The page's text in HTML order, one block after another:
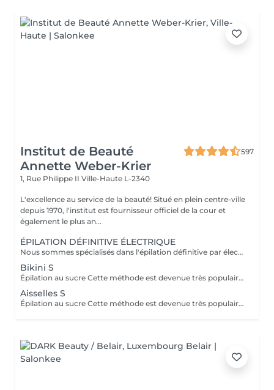
Institut de Beauté
Annette Weber-Krier
597
1, Rue Philippe II Ville-Haute L-2340
L'excellence au service de la beauté! Situé en plein centre-ville
depuis 1970, l'institut est fournisseur officiel de la cour et
également le plus an...
ÉPILATION DÉFINITIVE ÉLECTRIQUE
Nous sommes spécialisés dans l'épilation définitive par électrolyse depuis 1970. Cette méthode d'épilation définitive est incontestée. L'électrolyse permet l'élimination définitive des cellules responsables de la pousse des poils en insérant un filament dans le follicule pileux et en appliquant un courant à grande vitesse adapté au poil et à la région cible. Toutes les couleurs de peau et de cheveux et toutes les régions peuvent être traitées efficacement et sans compromis.
Bikini S
Épilation au sucre Cette méthode est devenue très populaire dans notre institut. La pâte de sucre est 100% naturelle. Elle est basée sur des recettes millénaires du Moyen Orient et contient exclusivement de l'eau et du sucre, sans aucune substance chimique, aromatique ou colorante. La pâte est hypoallergénique et ne provoque pas d'irritation de la peau. Elle s'applique sur toutes les zones. La pâte est massée à l'intérieur du follicule, elle enveloppe les poils, les entoure et les lubrifie. L'extraction est faite dans le sens naturel de la croissance du poil. Dans le follicule il ne reste pas de poil cassé. Cette technique ne provoque pas de rougeur ni d'irritation de la peau. Avantage non-négligeable est le fait qu'il ne faut pas avoir une certaine longueur de poils comme avec la cire, le sucre enlève efficacement des poils très courts. Le sucre se retire sans bandes. Nous suggérons cette méthode aussi aux ados pour leurs premières épilations et aux personnes désirant une épilation intégrale, car nettement moins douloureuse que la cire.
Aisselles S
Épilation au sucre Cette méthode est devenue très populaire dans notre institut. La pâte de sucre est 100% naturelle. Elle est basée sur des recettes millénaires du Moyen Orient et contient exclusivement de l'eau et du sucre, sans aucune substance chimique, aromatique ou colorante. La pâte est hypoallergénique et ne provoque pas d'irritation de la peau. Elle s'applique sur toutes les zones. La pâte est poussée à l'intérieur du follicule, elle enveloppe les poils, les entoure et les lubrifie. L'extraction est fait dans le sens naturel de la croissance du poil. Dans le follicule il ne reste pas de poil cassé. Cette technique ne provoque pas de rougeur ni d'irritation de la peau. Avantage non-négligeable est le fait qu'il ne faut pas avoir une certaine longueur de poils comme avec la cire, le sucre enlève efficacement des poils très courts. Le sucre se retire sans bandes. Nous suggérons cette méthode aussi aux ados pour leurs premières épilations et aux personnes désirant une épilation intégrale, car nettement moins douloureuse que la cire.